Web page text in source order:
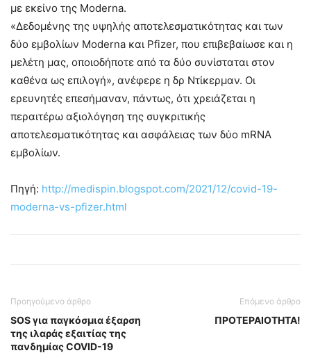
με εκείνο της Moderna.
«Δεδομένης της υψηλής αποτελεσματικότητας και των
δύο εμβολίων Moderna και Pfizer, που επιβεβαίωσε και η
μελέτη μας, οποιοδήποτε από τα δύο συνίσταται στον
καθένα ως επιλογή», ανέφερε η δρ Ντίκερμαν. Οι
ερευνητές επεσήμαναν, πάντως, ότι χρειάζεται η
περαιτέρω αξιολόγηση της συγκριτικής
αποτελεσματικότητας και ασφάλειας των δύο mRNA
εμβολίων.
Πηγή: http://medispin.blogspot.com/2021/12/covid-19-
moderna-vs-pfizer.html
Προηγούμενο άρθρο
SOS για παγκόσμια έξαρση
της ιλαράς εξαιτίας της
πανδημίας COVID-19
Επόμενο άρθρο
ΠΡΟΤΕΡΑΙΟΤΗΤΑ!